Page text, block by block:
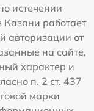
истечении
работает
авторизации от
на сайте,
характер и
п. 2 ст. 437
марки